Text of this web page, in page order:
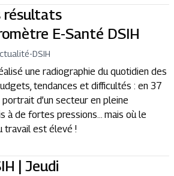
résultats
E-Santé DSIH
-DSIH
une radiographie du quotidien des
tendances et difficultés : en 37
d’un secteur en pleine
à de fortes pressions… mais où le
travail est élevé !
| Jeudi